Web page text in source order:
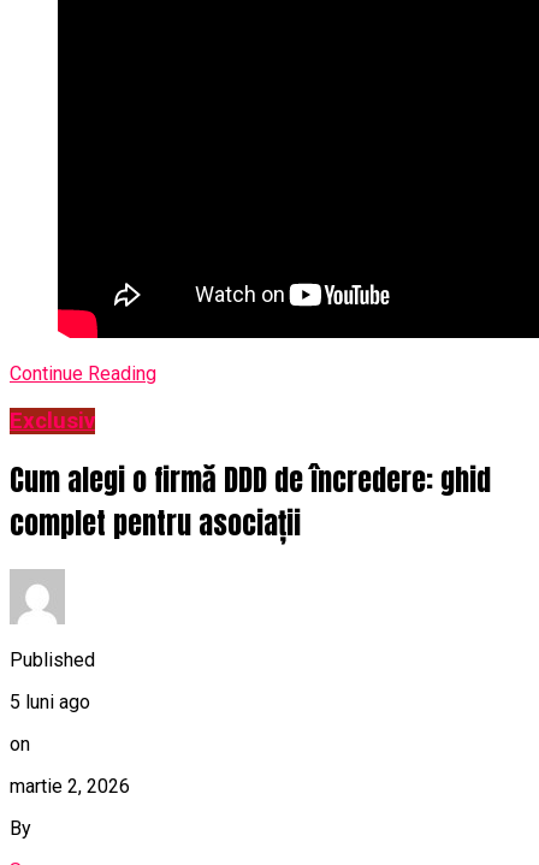
Continue Reading
Exclusiv
Cum alegi o firmă DDD de încredere: ghid
complet pentru asociații
Published
5 luni ago
on
martie 2, 2026
By